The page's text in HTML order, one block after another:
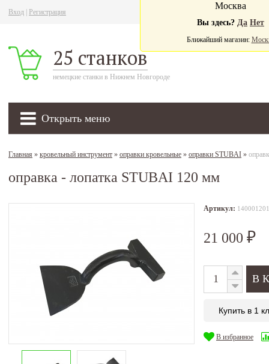
Вход Регистрация
25 станков
немецкие станки в Нижнем Новгороде
Открыть меню
Москва
Вы здесь? Да Нет
Ближайший магазин:
Главная » кровельный инструмент » оправки кровельные » оправки STUBAI »
оправка - лопатка STUBAI 120 мм
Артикул: 140001201
21 000 ₽
Купить в 1
В избранное